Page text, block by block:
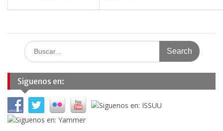
Search
for:
Siguenos en: